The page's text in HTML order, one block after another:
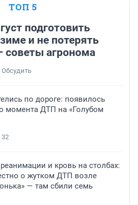
ТОП 5
подготовить
и не потерять
советы агронома
Обсудить
по дороге: появилось
момента ДТП на «Голубом
32
и кровь на столбах:
о жутком ДТП возле
— там сбили семь